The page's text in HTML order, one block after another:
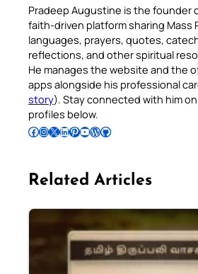
Pradeep Augustine is the founder
faith-driven platform sharing Mass
languages, prayers, quotes,
reflections, and other spiritual
He manages the website and the
apps alongside his professional
story). Stay connected with him
profiles below.
Follow Pradeep on Facebook Follow Pradeep on InstagramFollow Pradeep on X Follow Pradeep on LinkedIn Follow Pradeep on Pinterest Subscribe to Pradeep’s Youtube Channel Follow Pradeep on WordPress Follow Pradeep on GitHub
Related Articles